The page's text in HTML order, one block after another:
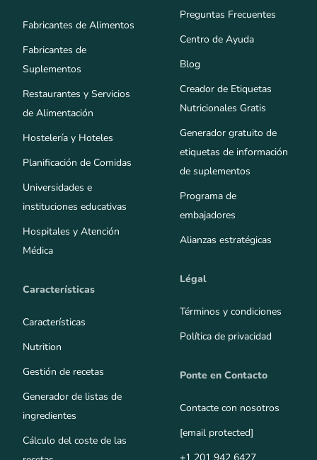
Fabricantes de Alimentos
Fabricantes de
Suplementos
Restaurantes y Servicios
de Alimentación
Hostelería y Hoteles
Planificación de Comidas
Universidades e
instituciones educativas
Hospitales y Atención
Médica
Características
Características
Nutrition
Gestión de recetas
Generador de listas de
ingredientes
Cálculo del coste de las
Preguntas Frecuentes
Centro de Ayuda
Blog
Creador de Etiquetas
Nutricionales Gratis
Generador gratuito de
etiquetas de información
de suplementos
Programa de
embajadores
Alianzas estratégicas
Légal
Términos y condiciones
Política de privacidad
Ponte en Contacto
Contacte con nosotros
[email protected]